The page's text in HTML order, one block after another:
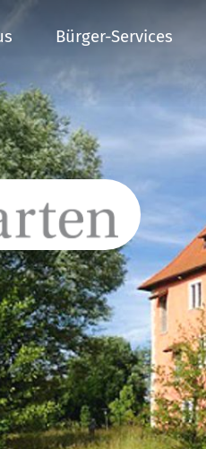
Bürger-Services